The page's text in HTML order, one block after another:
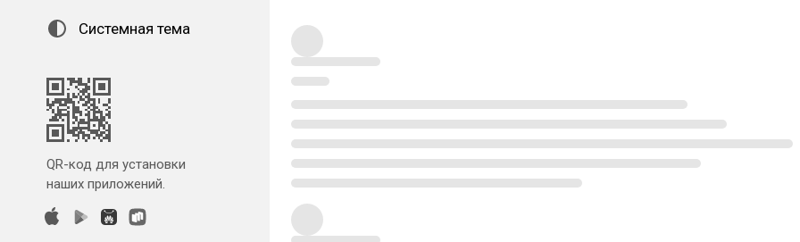
Системная тема
QR-код для установки
наших приложений.